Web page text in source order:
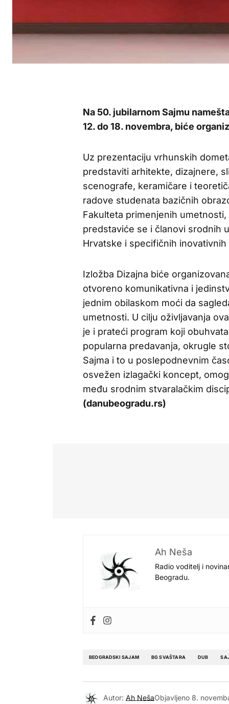
Na 50. jubilarnom Sajmu
12. do 18. novembra, biće
Uz prezentaciju vrhunskih
predstaviti arhitekte, dizajnere,
scenografe, keramičare i
radove studenata bazičnih
Fakulteta primenjenih
predstaviće se i članovi srodnih
Hrvatske i specifičnih
Izložba Dizajna biće
otvoreno komunikativna i
jednim obilaskom moći da
umetnosti. U cilju oživljavanja
je i prateći program koji
popularna predavanja, okrugle
Sajma i to u poslepodnevnim
osvežen izlagački koncept,
među srodnim stvaralačkim
(danubeogradu.rs)
Ah Neša
Radio voditelj i
Beogradu.
BEOGRADSKI SAJAM BG SVAŠTARA DUB
Autor: Ah NešaObjavljeno 8.